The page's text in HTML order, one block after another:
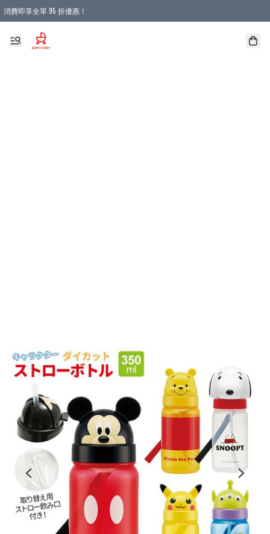
消費即享全單 95 折優惠！
購物滿 HKD 900.00即享免運費優惠！（適用於 本地送貨、本地取貨 )